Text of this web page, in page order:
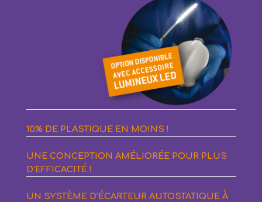
10% DE PLASTIQUE EN MOINS !
UNE CONCEPTION AMÉLIORÉE POUR PLUS
D’EFFICACITÉ !
UN SYSTÈME D’ÉCARTEUR AUTOSTATIQUE À